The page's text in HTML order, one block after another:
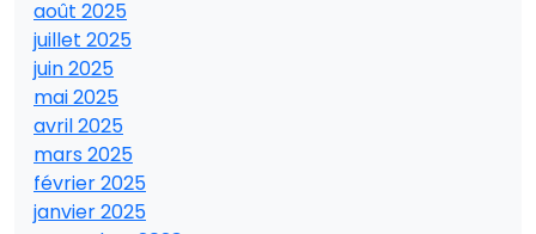
août 2025
juillet 2025
juin 2025
mai 2025
avril 2025
mars 2025
février 2025
janvier 2025